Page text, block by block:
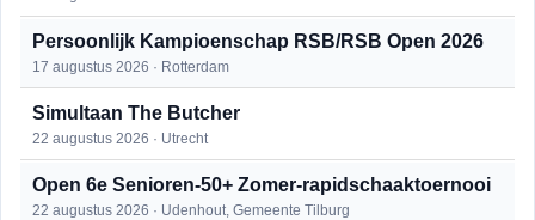
Persoonlijk Kampioenschap RSB/RSB Open 2026
17 augustus 2026 · Rotterdam
Simultaan The Butcher
22 augustus 2026 · Utrecht
Open 6e Senioren-50+ Zomer-rapidschaaktoernooi
22 augustus 2026 · Udenhout, Gemeente Tilburg